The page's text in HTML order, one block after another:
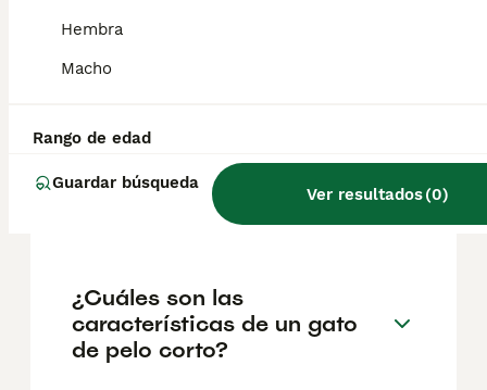
Hembra
Macho
Rango de edad
Guardar búsqueda
Ver resultados(0)
criadores responsables que garanticen la
Informarse bien y comparar opciones antes
¿Qué es un Shorthair
¿Cuáles son las
características de un gato
de pelo corto?